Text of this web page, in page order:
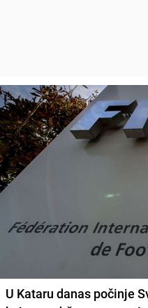
U Kataru danas počinje